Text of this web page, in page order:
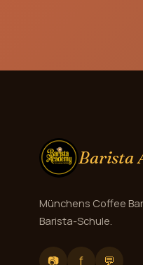
Barista
Münchens Coffee
Barista-Schule.
📷 f 💬